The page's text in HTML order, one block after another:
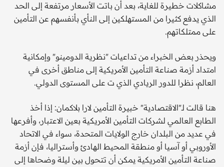
مشاكلات خطيرة للغاية، بعد أن باتت الأسعار مرتفعة إلى الحد
الذي يدفع كثيرا من المستهلكين إلى النأي بأنفسهم عن التأمين
على ممتلكاتهم.
ويحذر بعض الخبراء من تداعيات "نظرية الدومينو" وإمكانية
امتداد أزمة صناعة التأمين الأمريكية إلى مناطق أخرى في
العالم، نظرا للدور الريادي الذي ت على المستوى الدولي.
هنا قالت لـ"الاقتصادية" خبيرة التأمين لارا بلاكمان: إذا أخذ
الطابع العالمي لشركات التأمين الأمريكية بعين الاعتبار، وأفرعها
في عديد من البلدان خارج الولايات المتحدة، سواء في الاتحاد
الأوروبي أو آسيا أو منطقة المحيط الهادئ وأستراليا، فإن أزمة
صناعة التأمين الأمريكية يمكن أن تتحول بين ليلة وضحاها إلى